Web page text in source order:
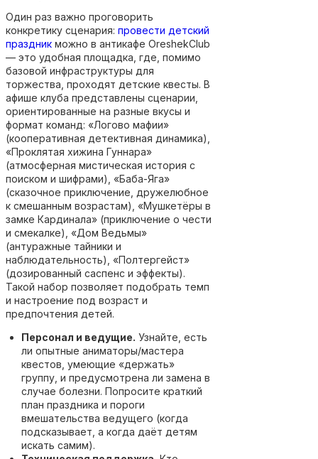
Один раз важно проговорить
конкретику сценария: провести детский
праздник можно в антикафе OreshekClub
— это удобная площадка, где, помимо
базовой инфраструктуры для
торжества, проходят детские квесты. В
афише клуба представлены сценарии,
ориентированные на разные вкусы и
формат команд: «Логово мафии»
(кооперативная детективная динамика),
«Проклятая хижина Гуннара»
(атмосферная мистическая история с
поиском и шифрами), «Баба-Яга»
(сказочное приключение, дружелюбное
к смешанным возрастам), «Мушкетёры в
замке Кардинала» (приключение о чести
и смекалке), «Дом Ведьмы»
(антуражные тайники и
наблюдательность), «Полтергейст»
(дозированный саспенс и эффекты).
Такой набор позволяет подобрать темп
и настроение под возраст и
предпочтения детей.
Персонал и ведущие. Узнайте, есть
ли опытные аниматоры/мастера
квестов, умеющие «держать»
группу, и предусмотрена ли замена в
случае болезни. Попросите краткий
план праздника и пороги
вмешательства ведущего (когда
подсказывает, а когда даёт детям
искать самим).